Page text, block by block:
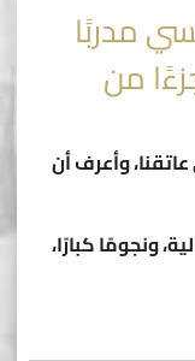
مدربًا
من
وأعرف أن
ونجومًا كبارًا،